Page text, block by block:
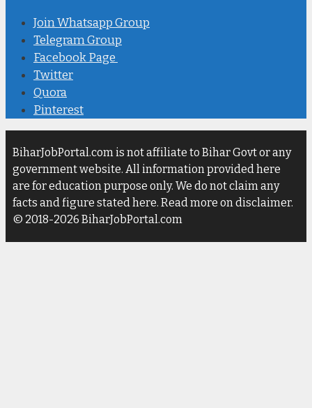
Join Whatsapp Group
Telegram Group
Facebook Page
Twitter
Quora
Pinterest
BiharJobPortal.com is not affiliate to Bihar Govt or any
government website. All information provided here
are for education purpose only. We do not claim any
facts and figure stated here. Read more on disclaimer.
© 2018-2026 BiharJobPortal.com